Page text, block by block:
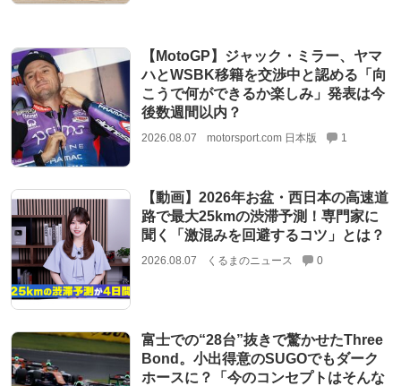
【MotoGP】ジャック・ミラー、ヤマ
ハとWSBK移籍を交渉中と認める「向
こうで何ができるか楽しみ」発表は今
後数週間以内？
2026.08.07 motorsport.com 日本版 1
【動画】2026年お盆・西日本の高速道
路で最大25kmの渋滞予測！専門家に
聞く「激混みを回避するコツ」とは？
2026.08.07 くるまのニュース 0
富士での“28台”抜きで驚かせたThree
Bond。小出得意のSUGOでもダーク
ホースに？「今のコンセプトはそんな